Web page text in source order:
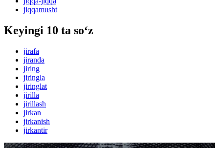
jiqqamusht
Keyingi 10 ta so‘z
jirafa
jiranda
jiring
jiringla
jiringlat
jirilla
jirillash
jirkan
jirkanish
jirkantir